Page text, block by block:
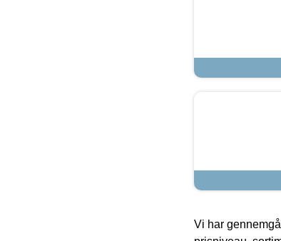
Vi har